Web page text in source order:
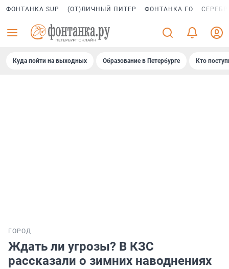
ФОНТАНКА SUP (ОТ)ЛИЧНЫЙ ПИТЕР ФОНТАНКА ГО
Куда пойти на выходных Образование в Петербурге Кто
ГОРОД
Ждать ли угрозы? В КЗС
рассказали о зимних наводнениях